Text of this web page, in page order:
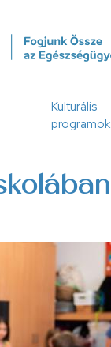
Kulturális
programok